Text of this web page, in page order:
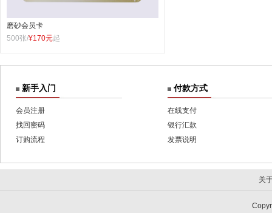
磨砂会员卡
500张/¥170元起
新手入门
会员注册
找回密码
订购流程
付款方式
在线支付
银行汇款
发票说明
关